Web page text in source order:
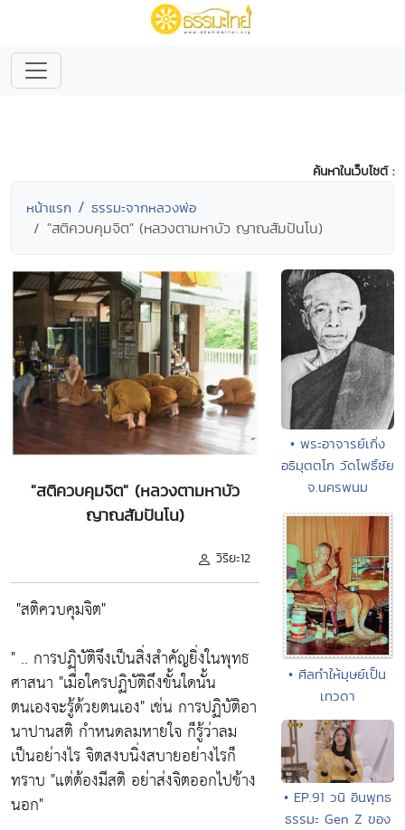
ค้นหาในเว็บไซต์ :
หน้าแรก ธรรมะจากหลวงพ่อ
"สติควบคุมจิต" (หลวงตามหาบัว ญาณสัมปันโน)
"สติควบคุมจิต" (หลวงตามหาบัว
ญาณสัมปันโน)
วิริยะ12
"สติควบคุมจิต"
" .. การปฏิบัติจึงเป็นสิ่งสำคัญยิ่งในพุทธ
ศาสนา "เมื่อใครปฏิบัติถึงขั้นใดนั้น
ตนเองจะรู้ด้วยตนเอง" เช่น การปฏิบัติอา
นาปานสติ กำหนดลมหายใจ ก็รู้ว่าลม
เป็นอย่างไร จิตสงบนิ่งสบายอย่างไรก็
ทราบ "แต่ต้องมีสติ อย่าส่งจิตออกไปข้าง
นอก"
• พระอาจารย์เกิ่ง
อธิมุตตโก วัดโพธิ์ชัย
จ.นครพนม
• ศีลทำให้มุษย์เป็น
เทวดา
• EP.91 วนิ อินพุทธ
ธรรมะ Gen Z ของ